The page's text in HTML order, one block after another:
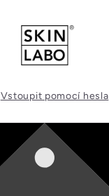
Vstoupit pomocí hesla